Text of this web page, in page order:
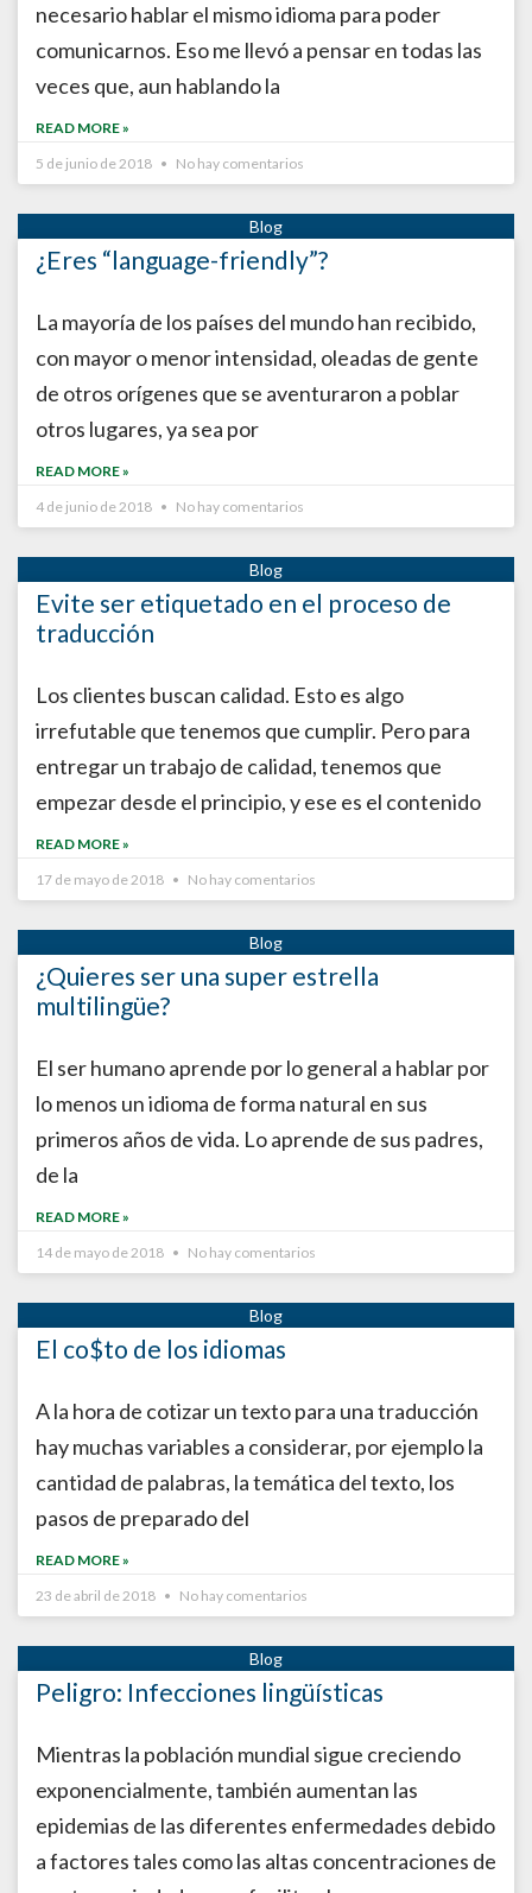
necesario hablar el mismo idioma para poder
comunicarnos. Eso me llevó a pensar en todas las
veces que, aun hablando la
READ MORE »
5 de junio de 2018
No hay comentarios
¿Eres “language-friendly”?
La mayoría de los países del mundo han recibido,
con mayor o menor intensidad, oleadas de gente
de otros orígenes que se aventuraron a poblar
otros lugares, ya sea por
READ MORE »
4 de junio de 2018
No hay comentarios
Evite ser etiquetado en el proceso de
traducción
Los clientes buscan calidad. Esto es algo
irrefutable que tenemos que cumplir. Pero para
entregar un trabajo de calidad, tenemos que
empezar desde el principio, y ese es el contenido
READ MORE »
17 de mayo de 2018
No hay comentarios
¿Quieres ser una super estrella
multilingüe?
El ser humano aprende por lo general a hablar por
lo menos un idioma de forma natural en sus
primeros años de vida. Lo aprende de sus padres,
de la
READ MORE »
14 de mayo de 2018
No hay comentarios
El co$to de los idiomas
A la hora de cotizar un texto para una traducción
hay muchas variables a considerar, por ejemplo la
cantidad de palabras, la temática del texto, los
pasos de preparado del
READ MORE »
23 de abril de 2018
No hay comentarios
Peligro: Infecciones lingüísticas
Mientras la población mundial sigue creciendo
exponencialmente, también aumentan las
epidemias de las diferentes enfermedades debido
a factores tales como las altas concentraciones de